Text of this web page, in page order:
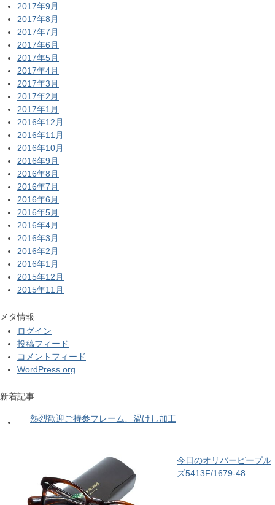
2017年9月
2017年8月
2017年7月
2017年6月
2017年5月
2017年4月
2017年3月
2017年2月
2017年1月
2016年12月
2016年11月
2016年10月
2016年9月
2016年8月
2016年7月
2016年6月
2016年5月
2016年4月
2016年3月
2016年2月
2016年1月
2015年12月
2015年11月
メタ情報
ログイン
投稿フィード
コメントフィード
WordPress.org
新着記事
熱烈歓迎ご持参フレーム、渦けし加工
今日のオリバーピープル
ズ5413F/1679-48